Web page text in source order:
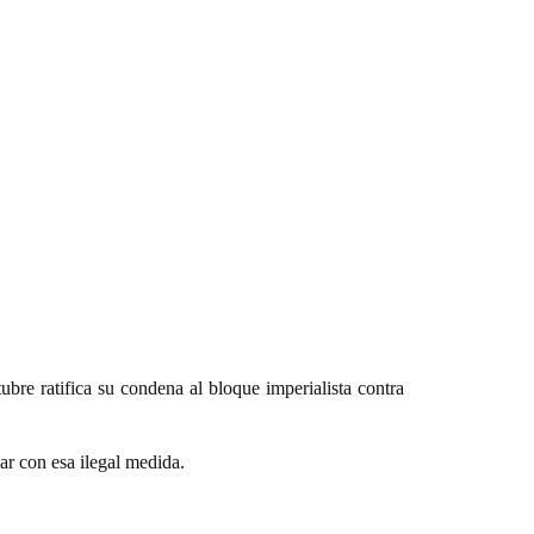
ratifica su condena al bloque imperialista contra
con esa ilegal medida.